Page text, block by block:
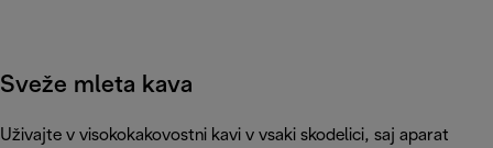
Sveže mleta kava
Uživajte v visokokakovostni kavi v vsaki skodelici, saj aparat